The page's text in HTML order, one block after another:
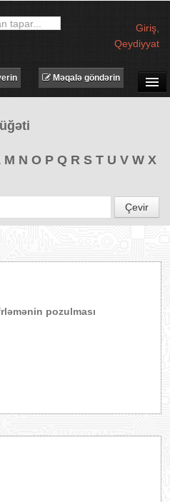
Giriş
Qeydiyyat
TƏDBİRLƏR
PROQRAMLAR
Məqalə göndərin
M N O P Q R S T U V W X
Çevir
pozulması